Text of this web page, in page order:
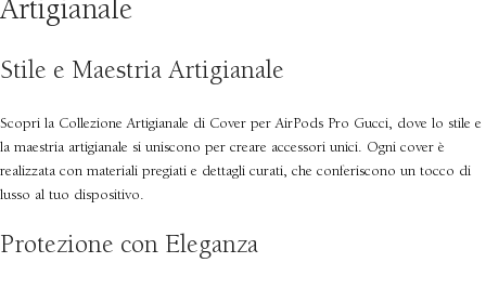
Artigianale
Stile e Maestria Artigianale
Scopri la Collezione Artigianale di Cover per AirPods Pro Gucci, dove lo stile e
la maestria artigianale si uniscono per creare accessori unici. Ogni cover è
realizzata con materiali pregiati e dettagli curati, che conferiscono un tocco di
lusso al tuo dispositivo.
Protezione con Eleganza